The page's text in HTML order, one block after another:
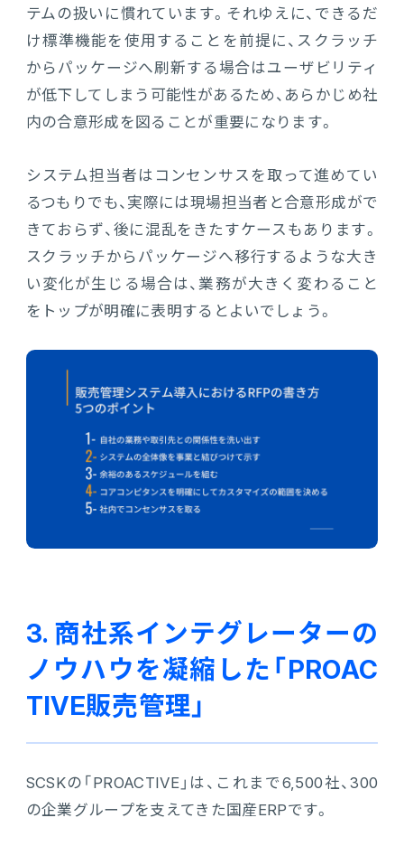
テムの扱いに慣れています。それゆえに、できるだ
け標準機能を使用することを前提に、スクラッチ
からパッケージへ刷新する場合はユーザビリティ
が低下してしまう可能性があるため、あらかじめ社
内の合意形成を図ることが重要になります。
システム担当者はコンセンサスを取って進めてい
るつもりでも、実際には現場担当者と合意形成がで
きておらず、後に混乱をきたすケースもあります。
スクラッチからパッケージへ移行するような大き
い変化が生じる場合は、業務が大きく変わること
をトップが明確に表明するとよいでしょう。
3. 商社系インテグレーターの
ノウハウを凝縮した「PROAC
TIVE販売管理」
SCSKの「PROACTIVE」は、これまで6,500社、300
の企業グループを支えてきた国産ERPです。